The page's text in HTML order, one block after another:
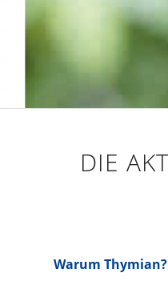
DIE
Warum Thymian?